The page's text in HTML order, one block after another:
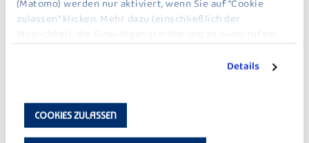
(Matomo) werden nur aktiviert, wenn Sie auf "Cookie
zulassen" klicken. Mehr dazu (einschließlich der
Möglichkeit, die Einwilligungserklärung zu widerrufen)
erfahren Sie in unsererDatenschutzerklärung.
Details
COOKIES ZULASSEN
KIRSCHE